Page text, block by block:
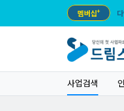
멤버십+
사업검색